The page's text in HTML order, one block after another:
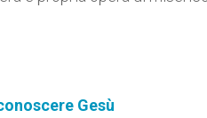
Gesù